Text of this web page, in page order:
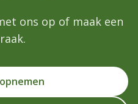
ons op of maak een